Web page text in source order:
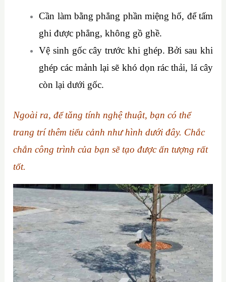
Cần làm bằng phẳng phần miệng hố, để tấm
ghi được phẳng, không gồ ghề.
Vệ sinh gốc cây trước khi ghép. Bởi sau khi
ghép các mảnh lại sẽ khó dọn rác thải, lá cây
còn lại dưới gốc.
Ngoài ra, để tăng tính nghệ thuật, bạn có thể
trang trí thêm tiểu cảnh như hình dưới đây. Chắc
chắn công trình của bạn sẽ tạo được ấn tượng rất
tốt.